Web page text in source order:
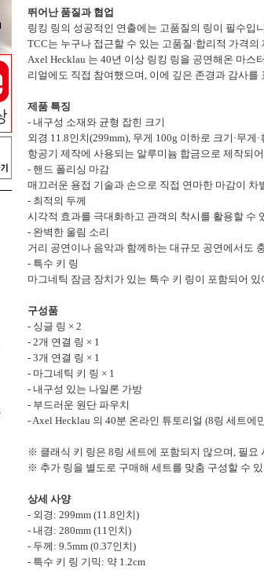
뛰어난 품질과 협업
링킹 링의 성공적인 연출에는 고품질의 링이 필수입
TCC는 누구나 접근할 수 있는 고품질·합리적 가격
Axel Hecklau 는 40년 이상 링킹 링을 공연해온 마
리얼에도 직접 참여했으며, 이에 깊은 존경과 감사를
제품 특징
- 내구성 소재와 균형 잡힌 크기
외경 11.8인치(299mm), 무게 100g 이하로 크기·무게
항공기 제작에 사용되는 알루미늄 합금으로 제작되
- 핸드 폴리싱 마감
매끄러운 용접 기술과 손으로 직접 연마한 마감이 차
- 최적의 두께
시각적 효과를 극대화하고 관객의 착시를 활용할 수
- 완벽한 울림 소리
거리 공연이나 음악과 함께하는 대규모 공연에서도
- 특수 키 링
마그네틱 잠금 장치가 있는 특수 키 링이 포함되어
구성품
- 싱글 링 × 2
- 2개 연결 링 × 1
- 3개 연결 링 × 1
- 마그네틱 키 링 × 1
- 내구성 있는 나일론 가방
- 부드러운 원단 파우치
- Axel Hecklau 의 40분 온라인 튜토리얼 (8링 세트에
※ 클래식 키 링은 8링 세트에 포함되지 않으며, 필요
※ 추가 링을 별도로 구매해 세트를 맞춤 구성할 수
상세 사양
- 외경: 299mm (11.8인치)
- 내경: 280mm (11인치)
- 두께: 9.5mm (0.37인치)
- 특수 키 링 기믹: 약 1.2cm